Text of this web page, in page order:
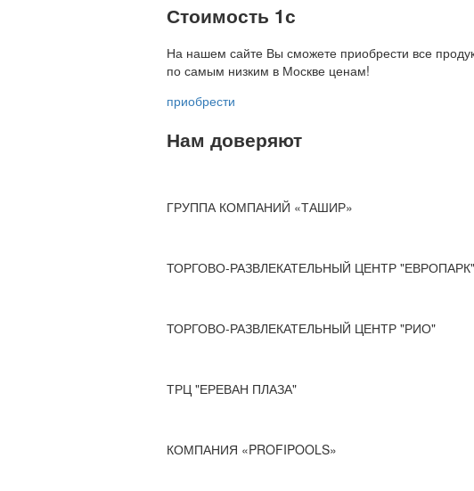
Стоимость 1с
На нашем сайте Вы сможете приобрести все
по самым низким в Москве ценам!
приобрести
Нам доверяют
ГРУППА КОМПАНИЙ «ТАШИР»
ТОРГОВО-РАЗВЛЕКАТЕЛЬНЫЙ ЦЕНТР "ЕВРОПАРК"
ТОРГОВО-РАЗВЛЕКАТЕЛЬНЫЙ ЦЕНТР "РИО"
ТРЦ "ЕРЕВАН ПЛАЗА"
КОМПАНИЯ «PROFIPOOLS»